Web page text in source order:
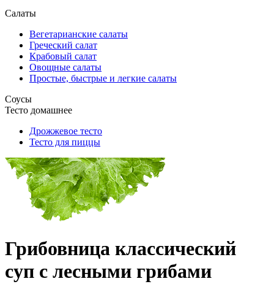
Салаты
Вегетарианские салаты
Греческий салат
Крабовый салат
Овощные салаты
Простые, быстрые и легкие салаты
Соусы
Тесто домашнее
Дрожжевое тесто
Тесто для пиццы
Грибовница классический
суп с лесными грибами